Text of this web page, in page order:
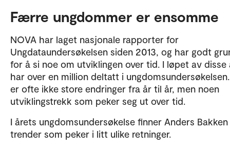
Færre ungdommer er ensomme
NOVA har laget nasjonale rapporter for
Ungdataundersøkelsen siden 2013, og har godt
for å si noe om utviklingen over tid. I løpet av disse
har over en million deltatt i
er ofte ikke store endringer fra år til år, men noen
utviklingstrekk som peker seg ut over tid.
I årets ungdomsundersøkelse finner Anders Bakken
trender som peker i litt ulike retninger.